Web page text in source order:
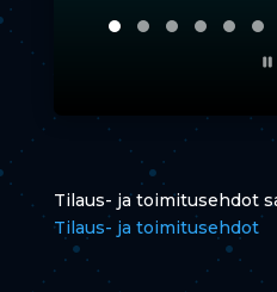
Tilaus- ja toimitusehdot
Tilaus- ja toimitusehdot